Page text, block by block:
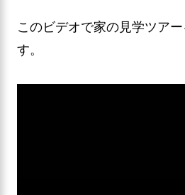
このビデオで家の見学ツア
す。